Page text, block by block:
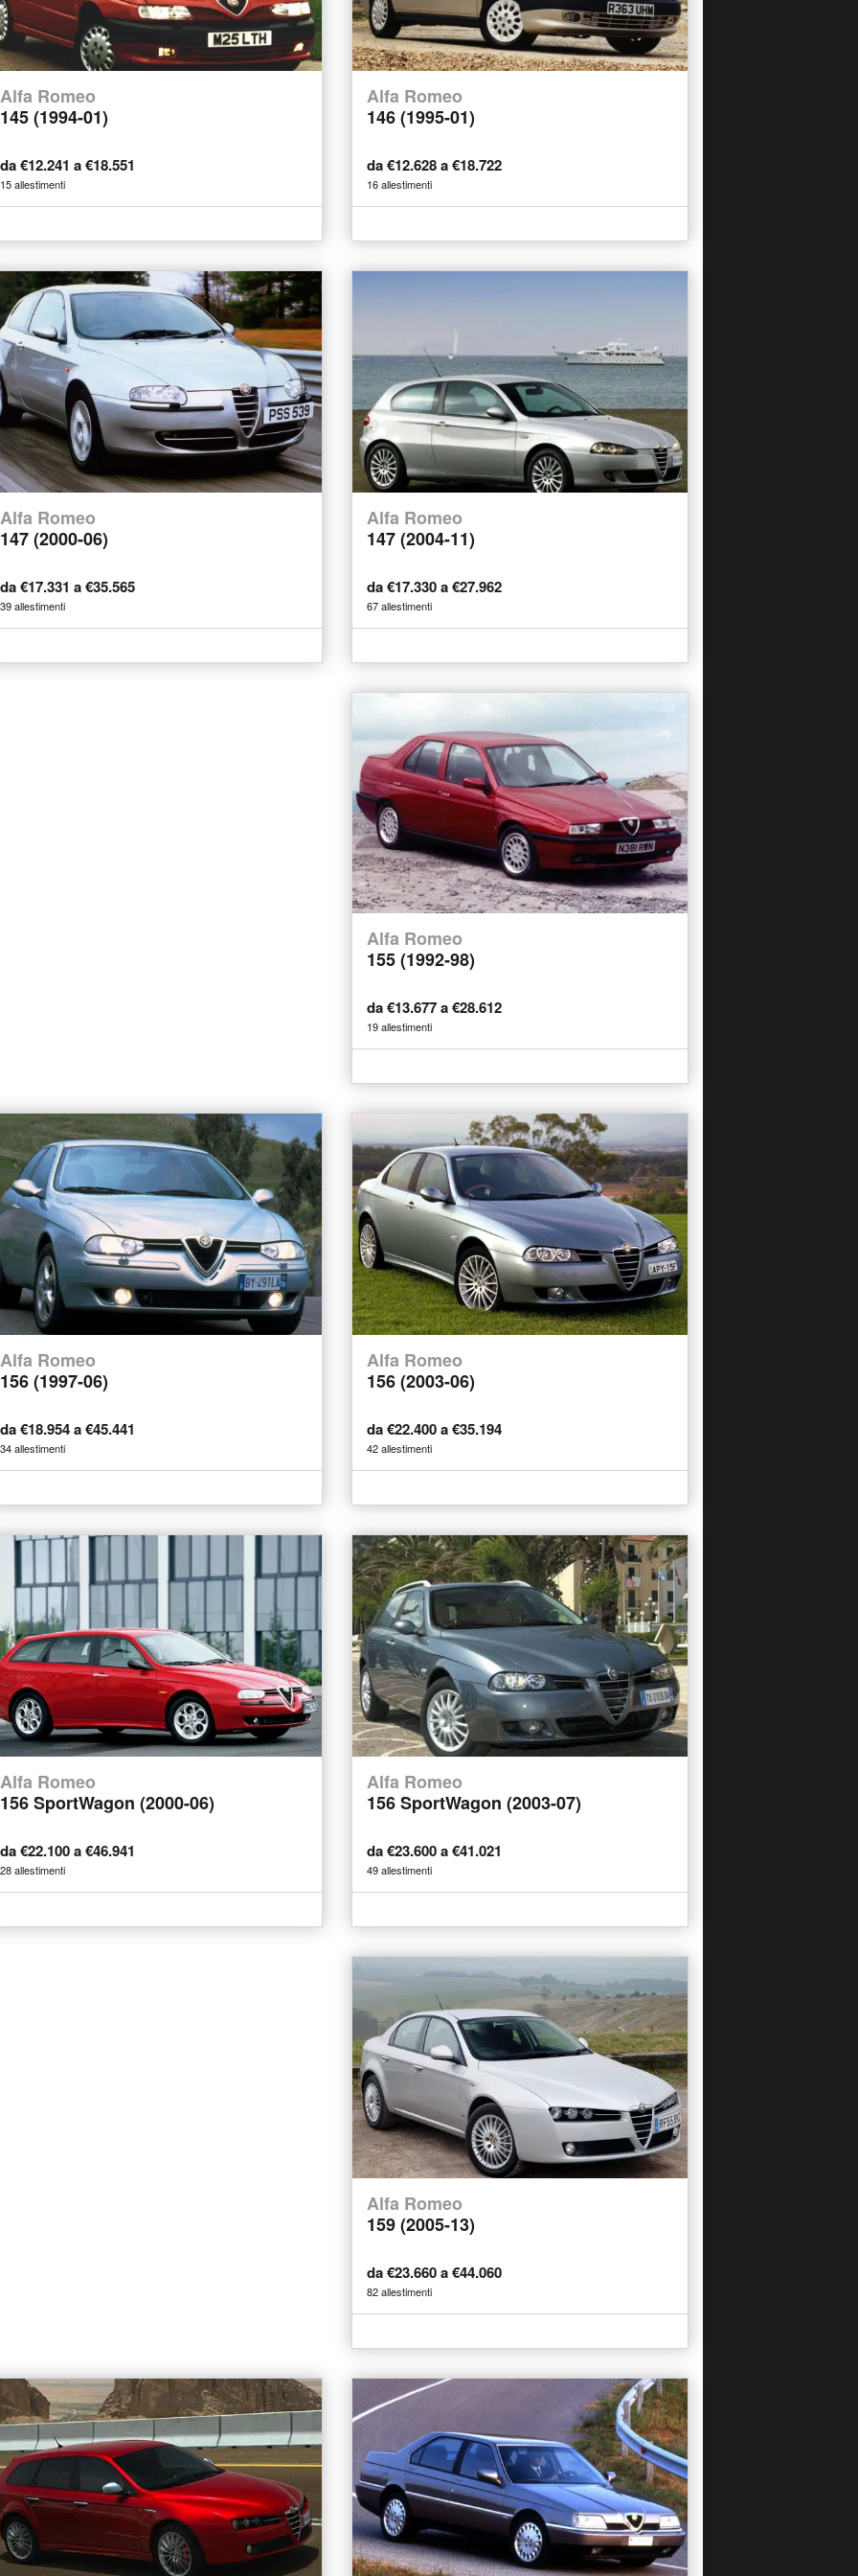
Alfa Romeo
145 (1994-01)
da €12.241 a €18.551
15 allestimenti
Alfa Romeo
146 (1995-01)
da €12.628 a €18.722
16 allestimenti
Alfa Romeo
147 (2000-06)
da €17.331 a €35.565
39 allestimenti
Alfa Romeo
147 (2004-11)
da €17.330 a €27.962
67 allestimenti
Alfa Romeo
155 (1992-98)
da €13.677 a €28.612
19 allestimenti
Alfa Romeo
156 (1997-06)
da €18.954 a €45.441
34 allestimenti
Alfa Romeo
156 (2003-06)
da €22.400 a €35.194
42 allestimenti
Alfa Romeo
156 SportWagon (2000-06)
da €22.100 a €46.941
28 allestimenti
Alfa Romeo
156 SportWagon (2003-07)
da €23.600 a €41.021
49 allestimenti
Alfa Romeo
159 (2005-13)
da €23.660 a €44.060
82 allestimenti